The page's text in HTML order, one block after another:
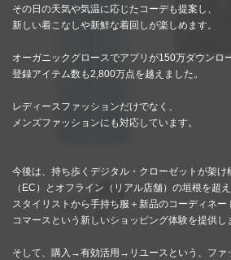
その日の天気や気温に応じたコーデも提案し、
新しい着こなしや新鮮な着回しが楽しめます。
オーガニックグロースでアプリが150万ダウンロ
登録アイテム数も2,800万点を越えました。
レディースファッションだけでなく、
メンズファッションにも対応しています。
今後は、持ち歩くデジタル・クローゼットが架け
（EC）とオフライン（リアル店舗）の垣根を超
スタイリストから手持ち服＋新品のコーディネー
コマースという新しいショッピング体験を提供し
そして、購入→有効活用→リユースという、ファ